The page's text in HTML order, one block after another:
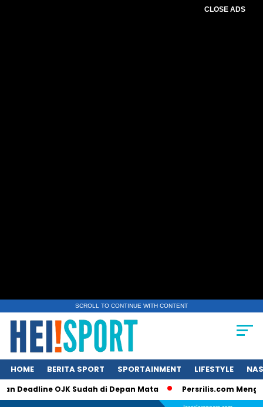
CLOSE ADS
SCROLL TO CONTINUE WITH CONTENT
HOME BERITA SPORT SPORTAINMENT LIFESTYLE
OJK Sudah di Depan Mata Persrilis.com